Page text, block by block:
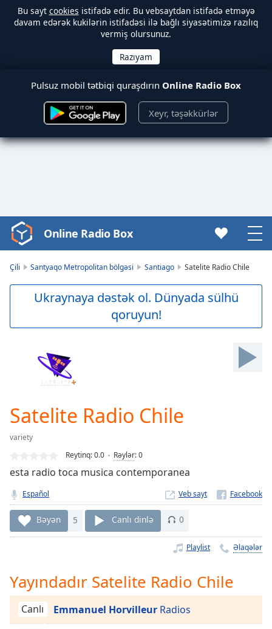
Bu sayt cookies istifadə edir. Bu vebsaytdan istifadə etməyə
davam edərək kukilərin istifadəsi ilə bağlı siyasətimizə razılıq
vermiş olursunuz.
Pulsuz mobil tətbiqi quraşdırın Online Radio Box
Xeyr, təşəkkürlər
Video
Player
Skip
Loaded
Stream
Seek to
live,
currently
behind
liveLIVE
1x
Playback
Rate
Online Radio Box
Çili Santyaqo Metropolitan bölgəsi Santiago Satelite Radio Chile
Ukraynaya dəstək ol. Dünyada sülhü
qoruyun!
Satelite Radio Chile
variety
Reytinq:0.0 Rəylər:0
esta radio toca musica contemporanea
Español Veb sayt
Bəyən 5 Canlı dinlə 0
Playlist Əlaqələr
Yayındadır Satelite Radio Chile
Canlı Emmanuel Horvilleur Radios